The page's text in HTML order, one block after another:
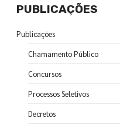
PUBLICAÇÕES
Publicações
Chamamento Público
Concursos
Processos Seletivos
Decretos